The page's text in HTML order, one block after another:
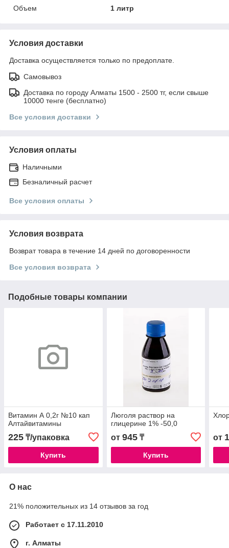
Объем
1 литр
Условия доставки
Доставка осуществляется только по предоплате.
Самовывоз
Доставка по городу Алматы 1500 - 2500 тг, если свыше
10000 тенге (бесплатно)
Все условия доставки
Условия оплаты
Наличными
Безналичный расчет
Все условия оплаты
Условия возврата
Возврат товара в течение 14 дней по договоренности
Все условия возврата
Подобные товары компании
Витамин А 0,2г №10 кап
Алтайвитамины
225 ₸/упаковка
Купить
Люголя раствор на
глицерине 1% -50,0
от 945₸
Купить
от
О нас
21% положительных из 14 отзывов за год
Работает с 17.11.2010
г. Алматы